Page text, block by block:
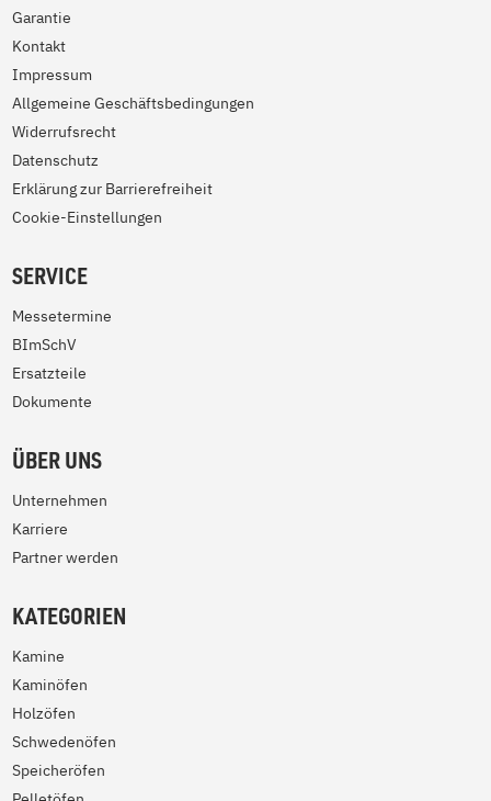
Garantie
Kontakt
Impressum
Allgemeine Geschäftsbedingungen
Widerrufsrecht
Datenschutz
Erklärung zur Barrierefreiheit
Cookie-Einstellungen
SERVICE
Messetermine
BImSchV
Ersatzteile
Dokumente
ÜBER UNS
Unternehmen
Karriere
Partner werden
KATEGORIEN
Kamine
Kaminöfen
Holzöfen
Schwedenöfen
Speicheröfen